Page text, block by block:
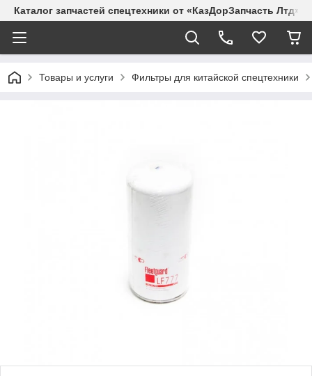
Каталог запчастей спецтехники от «КазДорЗапчасть Лтд»
Товары и услуги Фильтры для китайской спецтехники